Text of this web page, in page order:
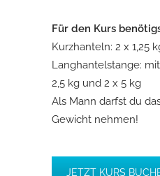
Für den Kurs
Kurzhanteln: 2 x 1,25
Langhantelstange: mit
2,5 kg und 2 x 5 kg
Als Mann darfst du
Gewicht nehmen!
JETZT KURS